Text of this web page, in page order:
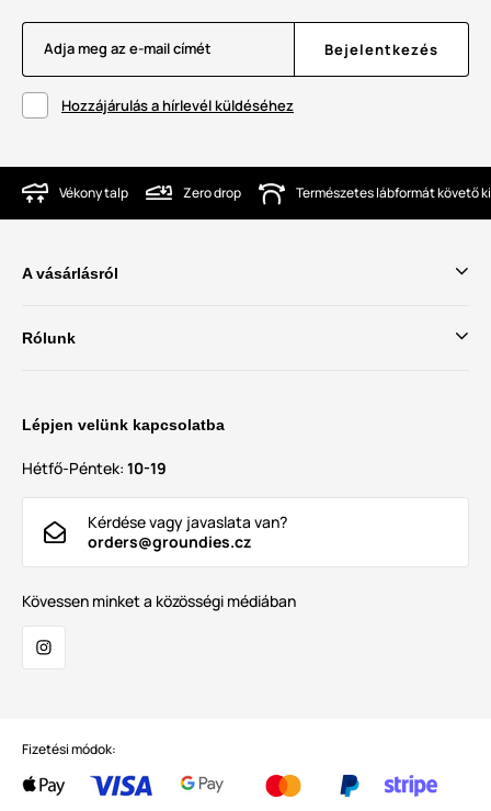
Adja meg az e-mail címét Bejelentkezés
Hozzájárulás a hírlevél küldéséhez
Vékony talp Zero drop Természetes lábformát követő
A vásárlásról
Rólunk
Lépjen velünk kapcsolatba
Hétfő-Péntek: 10-19
Kérdése vagy javaslata van?
orders@groundies.cz
Kövessen minket a közösségi médiában
Fizetési módok: